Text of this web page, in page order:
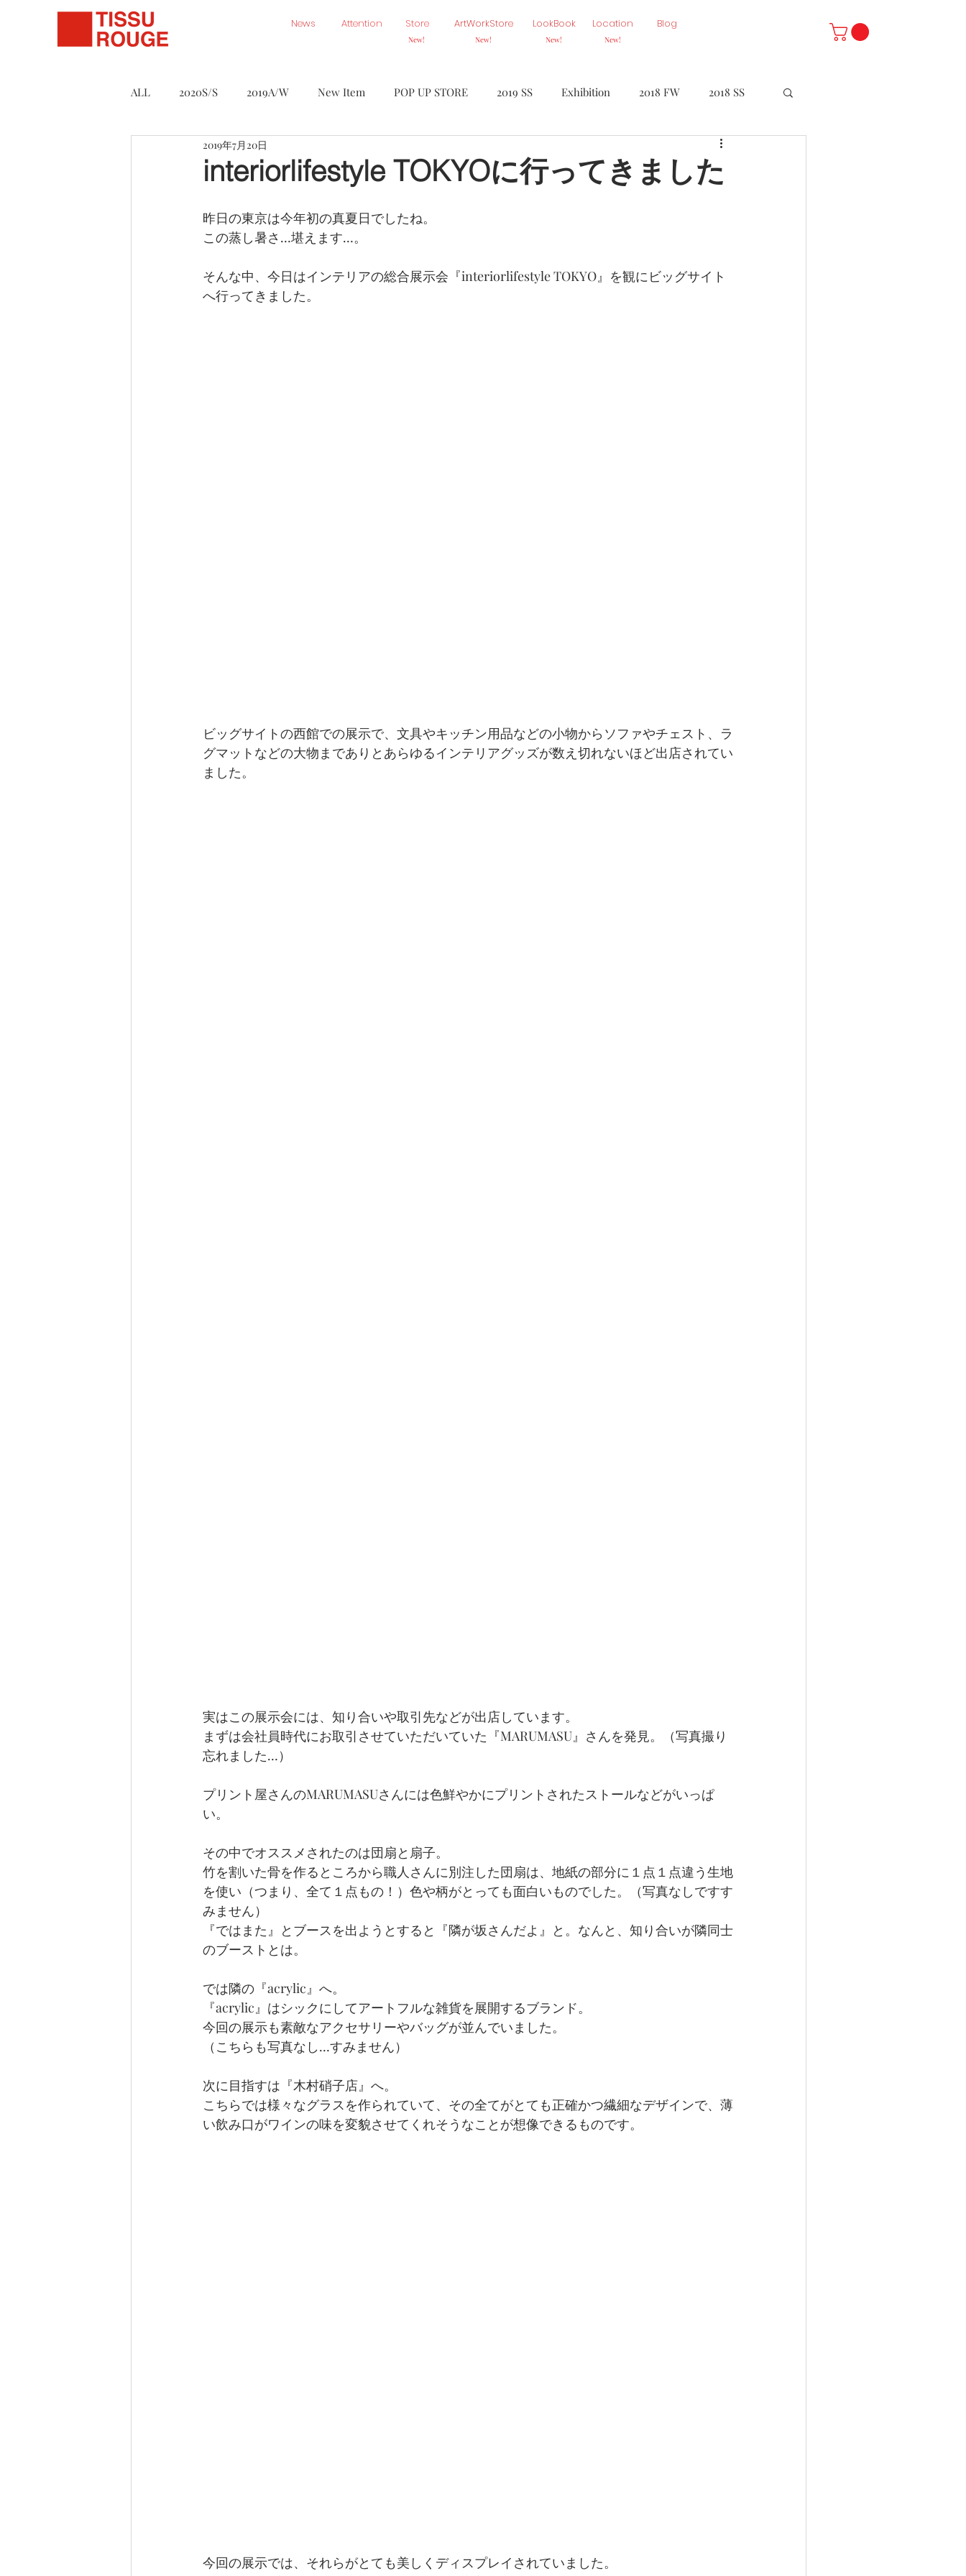
News Attention Store
New!
ArtWorkStore
New!
LookBook
New!
Location Blog
New!
ALL 2020S/S 2019A/W New Item POP UP STORE 2019 SS Exhibition 2018 FW 2018 SS
Série Noire Accessory
interiorlifestyle TOKYOに行ってきました
2019年7月20日
昨日の東京は今年初の真夏日でしたね。
この蒸し暑さ…堪えます…。
そんな中、今日はインテリアの総合展示会『interiorlifestyle TOKYO』を観にビッグサイト
へ行ってきました。
ビッグサイトの西館での展示で、文具やキッチン用品などの小物からソファやチェスト、ラ
グマットなどの大物までありとあらゆるインテリアグッズが数え切れないほど出店されてい
ました。
実はこの展示会には、知り合いや取引先などが出店しています。
まずは会社員時代にお取引させていただいていた『MARUMASU』さんを発見。（写真撮り
忘れました…）
プリント屋さんのMARUMASUさんには色鮮やかにプリントされたストールなどがいっぱ
い。
その中でオススメされたのは団扇と扇子。
竹を割いた骨を作るところから職人さんに別注した団扇は、地紙の部分に１点１点違う生地
を使い（つまり、全て１点もの！）色や柄がとっても面白いものでした。（写真なしですす
みません）
『ではまた』とブースを出ようとすると『隣が坂さんだよ』と。なんと、知り合いが隣同士
のブーストとは。
では隣の『acrylic』へ。
『acrylic』はシックにしてアートフルな雑貨を展開するブランド。
今回の展示も素敵なアクセサリーやバッグが並んでいました。
（こちらも写真なし…すみません）
次に目指すは『木村硝子店』へ。
こちらでは様々なグラスを作られていて、その全てがとても正確かつ繊細なデザインで、薄
い飲み口がワインの味を変貌させてくれそうなことが想像できるものです。
今回の展示では、それらがとても美しくディスプレイされていました。